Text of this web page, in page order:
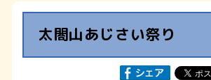
太閤山あじさい祭り